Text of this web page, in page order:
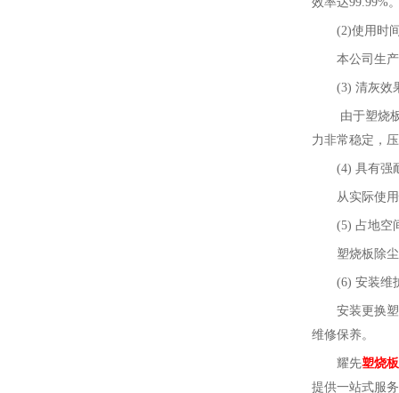
(2)使用 时
本公司生
(3) 清灰效
由于塑烧
力非常稳定，
(4) 具有强
从实际使
(5) 占地空
塑烧板除
(6) 安装维
安装更换
维修保养。
耀先塑烧
提供一站式服务